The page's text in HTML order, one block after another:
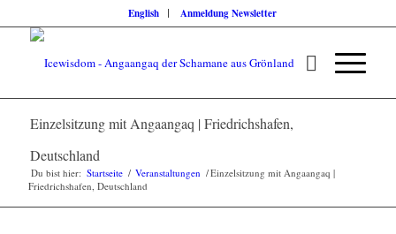
English Anmeldung Newsletter
Einzelsitzung mit Angaangaq | Friedrichshafen,
Deutschland
Du bist hier: Startseite / Veranstaltungen /Einzelsitzung mit Angaangaq |
Friedrichshafen, Deutschland